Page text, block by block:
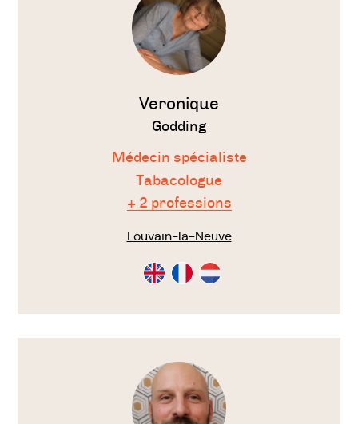
Veronique
Godding
Médecin spécialiste
Tabacologue
+ 2 professions
Louvain-la-Neuve
Consultation
en
Consultation
en
Consultation
en
Voir